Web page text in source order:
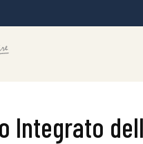
Integrato